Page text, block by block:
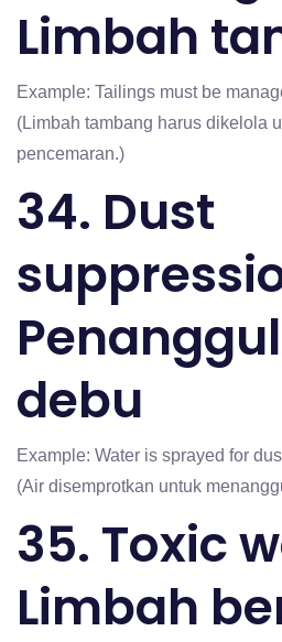
Limbah
Example: Tailings must be
(Limbah tambang harus dikelola
pencemaran.)
34. Dust
debu
Example: Water is sprayed for
(Air disemprotkan untuk
35. Toxic
Limbah